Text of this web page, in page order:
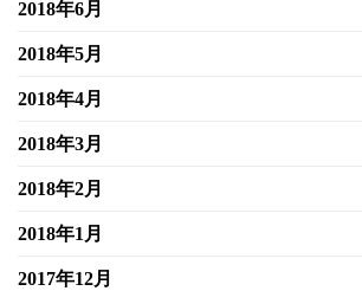
2018年6月
2018年5月
2018年4月
2018年3月
2018年2月
2018年1月
2017年12月